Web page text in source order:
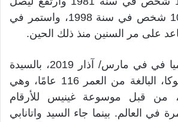
إلى أكثر من 10000 شخص في سنة 1998، واستمر في
على مر السنين منذ ذلك الحين.
وتم الاعتراف رسميا في في مارس/ آذار 2019، بالسيدة
تاناكا كين من فوكوكا، البالغة من العمر 116 عامًا، وهي
من قبل موسوعة غينيس للأرقام
في العالم. بينما جاء السيد واتانابي